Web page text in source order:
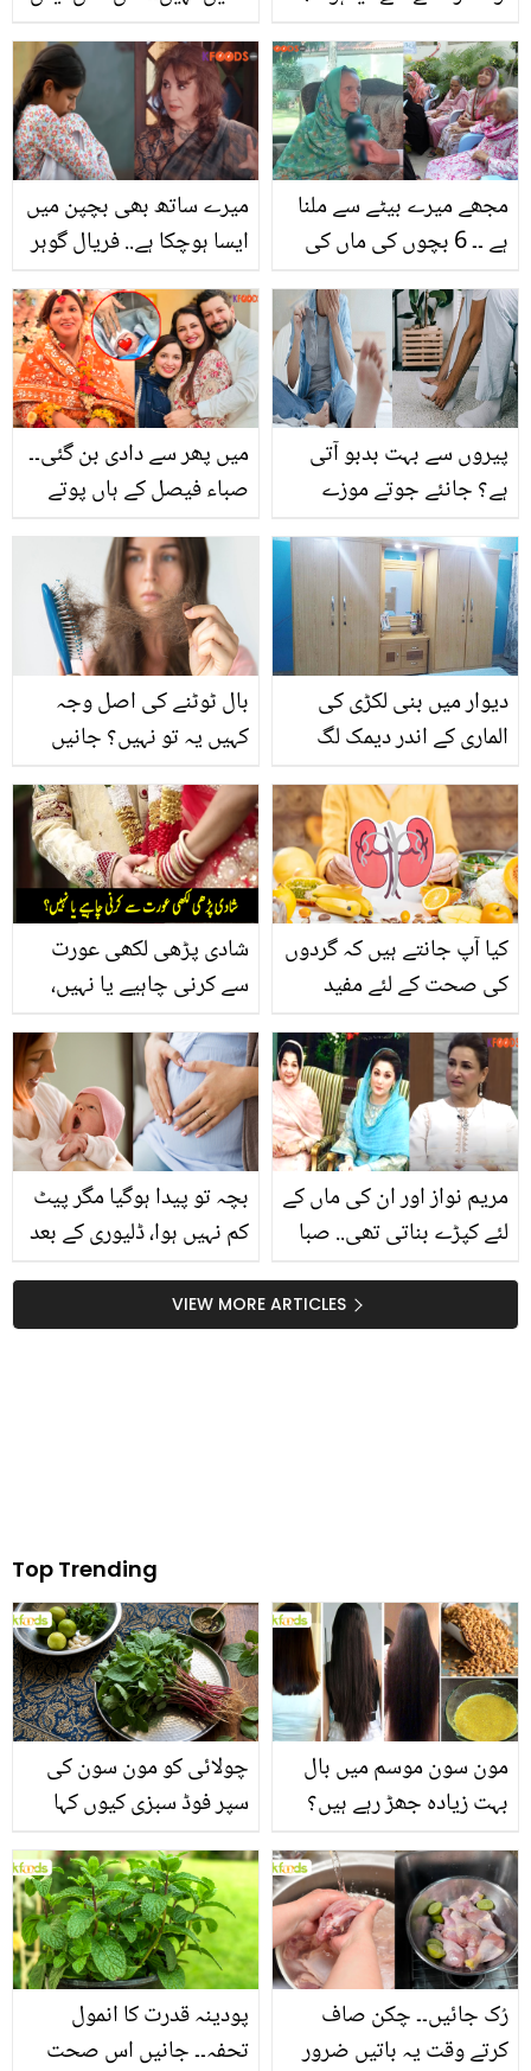
منائی؟ عمر جان کر
صارفین پر ہنسی کے دورے
لازمی کریں گے
میرے ساتھ بھی بچپن میں
ایسا ہوچکا ہے.. فریال گوہر
کا واقعہ بتاتے ہوئے رو پڑیں
مجھے میرے بیٹے سے ملنا
ہے ۔۔ 6 بچوں کی ماں کی
اپنے بچوں کو دیکھنے کے
لیے ترس گئی
میں پھر سے دادی بن گئی۔۔
صباء فیصل کے ہاں پوتے
کا کیا نام رکھا؟ دیکھیں
ویڈیو
پیروں سے بہت بدبو آتی
ہے؟ جانئے جوتے موزے
والی بدبو کو دور کرنے کے
چند آسان طریقے
بال ٹوٹنے کی اصل وجہ
کہیں یہ تو نہیں؟ جانیں
وجوہات تاکہ آپ کر سکیں
اس کا علاج
دیوار میں بنی لکڑی کی
الماری کے اندر دیمک لگ
ختم کرنے کے 3 آسان
طریقے
شادی پڑھی لکھی عورت
سے کرنی چاہیے یا نہیں،
سوال اور اس کے دلچسپ
جواب
کیا آپ جانتے ہیں کہ گردوں
کی صحت کے لئے مفید
ان کا استعمال اور فوائد
بچہ تو پیدا ہوگیا مگر پیٹ
کم نہیں ہوا، ڈلیوری کے بعد
طریقوں سے کم کریں اور
اسمارٹ نظر آئیں
مریم نواز اور ان کی ماں کے
لئے کپڑے بناتی تھی.. صبا
کاروبار کیوں بند کرنا پڑا؟VIEW MORE ARTICLES
Top Trending
چولائی کو مون سون کی
سپر فوڈ سبزی کیوں کہا
منرلز اور اینٹی آکسیڈنٹس
سے بھرپور اس سبزی کے
فائدے
مون سون موسم میں بال
بہت زیادہ جھڑ رہے ہیں؟
بنانے کے چند قدرتی طریقے
پودینہ قدرت کا انمول
تحفہ۔۔ جانیں اس صحت
رُک جائیں۔۔ چکن صاف
کرتے وقت یہ باتیں ضرور